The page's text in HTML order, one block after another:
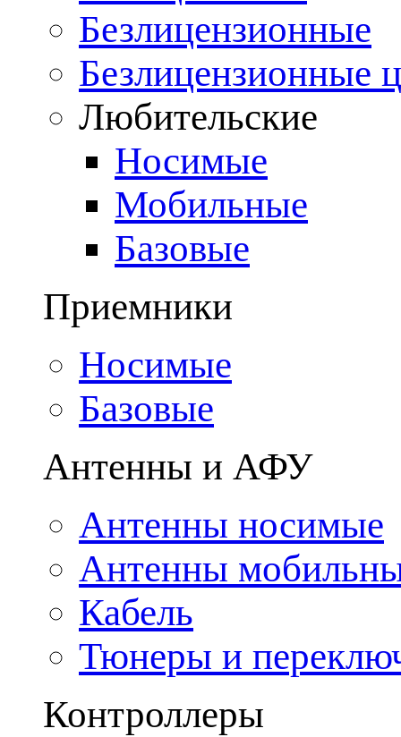
Безлицензионные
Безлицензионные
Любительские
Носимые
Мобильные
Базовые
Приемники
Носимые
Базовые
Антенны и АФУ
Антенны носимые
Антенны
Кабель
Тюнеры и
Контроллеры